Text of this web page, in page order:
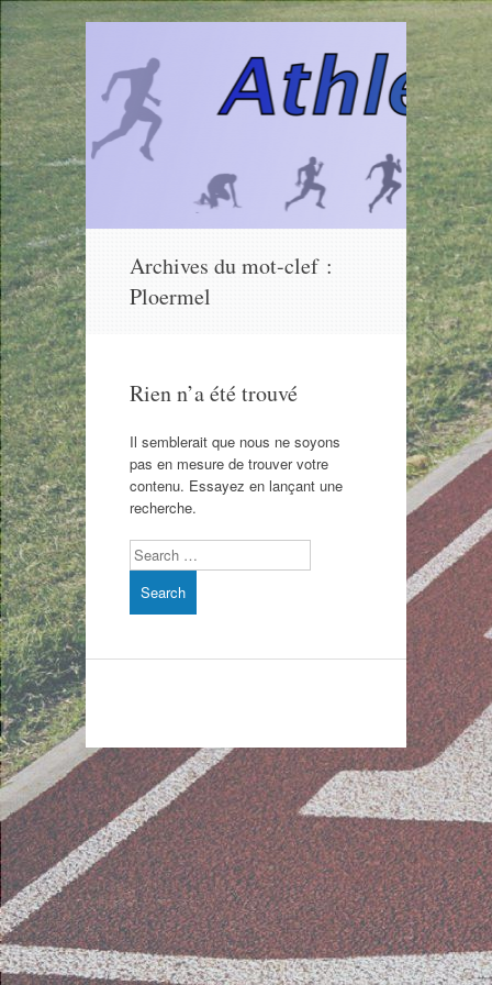
contenu
Archives du mot-clef :
Ploermel
Rien n’a été trouvé
Il semblerait que nous ne soyons
pas en mesure de trouver votre
contenu. Essayez en lançant une
recherche.
Search